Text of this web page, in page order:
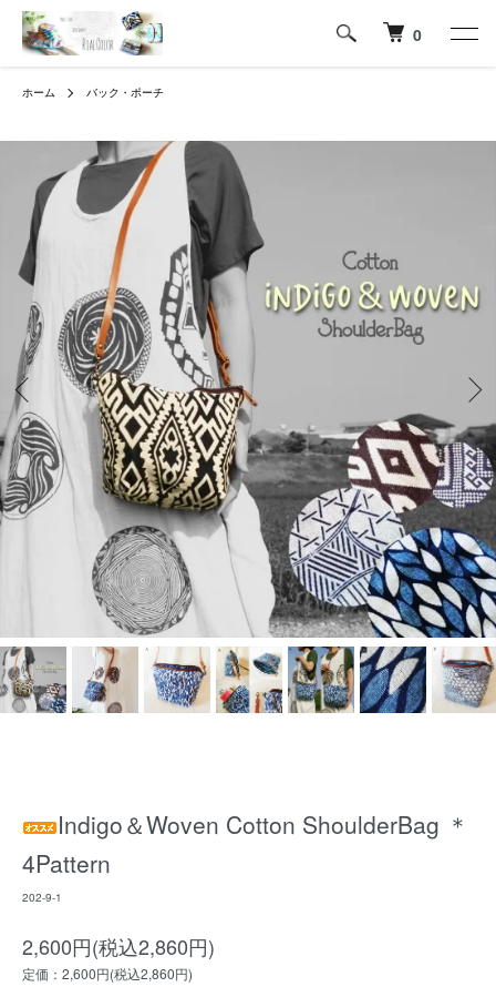
0
ホーム バック・ポーチ
Indigo＆Woven Cotton ShoulderBag ＊
4Pattern
202-9-1
2,600円(税込2,860円)
定価：2,600円(税込2,860円)